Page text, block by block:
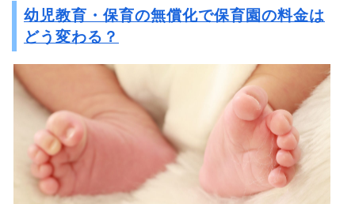
幼児教育・保育の無償化で保育園の料金は
どう変わる？